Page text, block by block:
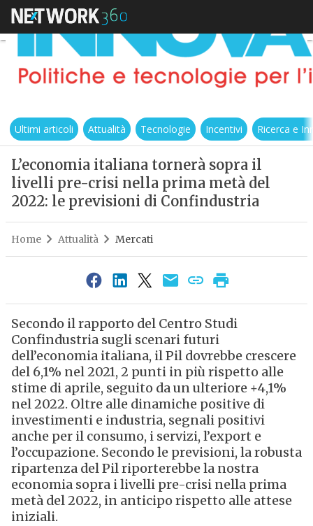
Ultimi articoli Attualità Tecnologie Incentivi Ricerca e
L’economia italiana tornerà sopra il
livelli pre-crisi nella prima metà del
2022: le previsioni di Confindustria
Home Attualità Mercati
Secondo il rapporto del Centro Studi
Confindustria sugli scenari futuri
dell’economia italiana, il Pil dovrebbe crescere
del 6,1% nel 2021, 2 punti in più rispetto alle
stime di aprile, seguito da un ulteriore +4,1%
nel 2022. Oltre alle dinamiche positive di
investimenti e industria, segnali positivi
anche per il consumo, i servizi, l’export e
l’occupazione. Secondo le previsioni, la robusta
ripartenza del Pil riporterebbe la nostra
economia sopra i livelli pre-crisi nella prima
metà del 2022, in anticipo rispetto alle attese
iniziali.